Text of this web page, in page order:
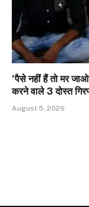
‘पैसे नहीं हैं तो मर
करने वाले 3 दोस्त
August 5, 2026